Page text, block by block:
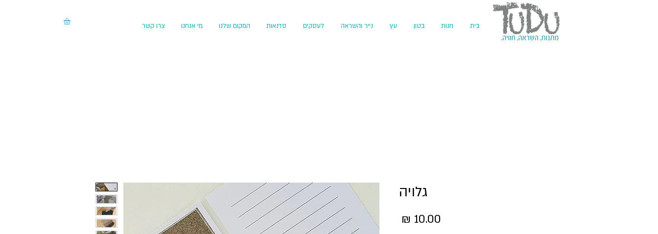
בית חנות בטון עץ נייר והשראה לעסקים סדנאות המקום שלנו מי אנחנו צרו קשר
גלויה